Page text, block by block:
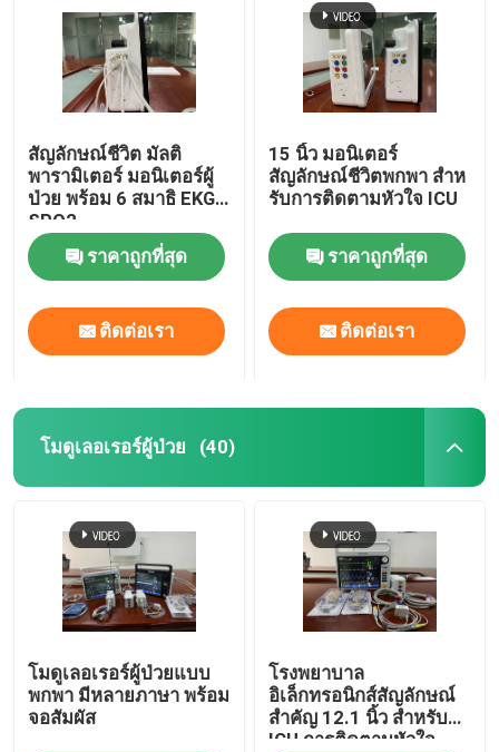
สัญลักษณ์ชีวิต มัลติ
พารามิเตอร์ มอนิเตอร์ผู้
ป่วย พร้อม 6 สมาธิ EKG
SPO2
ราคาถูกที่สุด
ติดต่อเรา
15 นิ้ว มอนิเตอร์
สัญลักษณ์ชีวิตพกพา สําห
รับการติดตามหัวใจ ICU
ราคาถูกที่สุด
ติดต่อเรา
โมดูเลอเรอร์ผู้ป่วย (40)
โมดูเลอเรอร์ผู้ป่วยแบบ
พกพา มีหลายภาษา พร้อม
จอสัมผัส
โรงพยาบาล
อิเล็กทรอนิกส์สัญลักษณ์
สําคัญ 12.1 นิ้ว สําหรับ
ICU การติดตามหัวใจ